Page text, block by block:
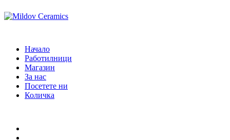
Начало
Работилници
Магазин
За нас
Посетете ни
Количка